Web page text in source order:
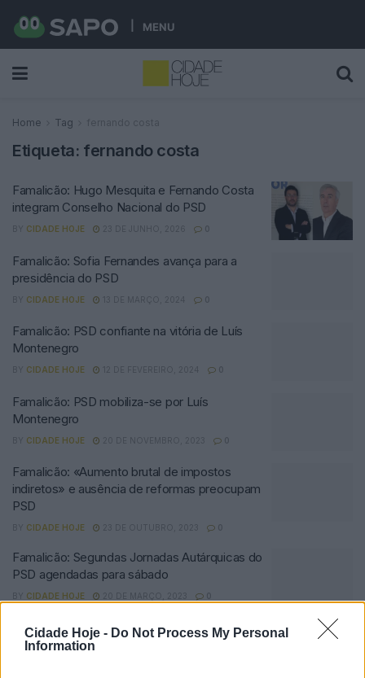
Cidade Hoje - Do Not Process My Personal
Information
MENU
Home Tag fernando costa
Etiqueta: fernando costa
Famalicão: Hugo Mesquita e Fernando Costa
integram Conselho Nacional do PSD
BY CIDADE HOJE 23 DE JUNHO, 2026 0
Famalicão: Sofia Fernandes avança para a
presidência do PSD
BY CIDADE HOJE 13 DE MARÇO, 2024 0
Famalicão: PSD confiante na vitória de Luís
Montenegro
BY CIDADE HOJE 12 DE FEVEREIRO, 2024 0
Famalicão: PSD mobiliza-se por Luís
Montenegro
BY CIDADE HOJE 20 DE NOVEMBRO, 2023 0
Famalicão: «Aumento brutal de impostos
indiretos» e ausência de reformas preocupam
PSD
BY CIDADE HOJE 23 DE OUTUBRO, 2023 0
Famalicão: Segundas Jornadas Autárquicas do
PSD agendadas para sábado
BY CIDADE HOJE 20 DE MARÇO, 2023 0
Famalicão: PSD junta-se em festa e elogia os
seus autarcas